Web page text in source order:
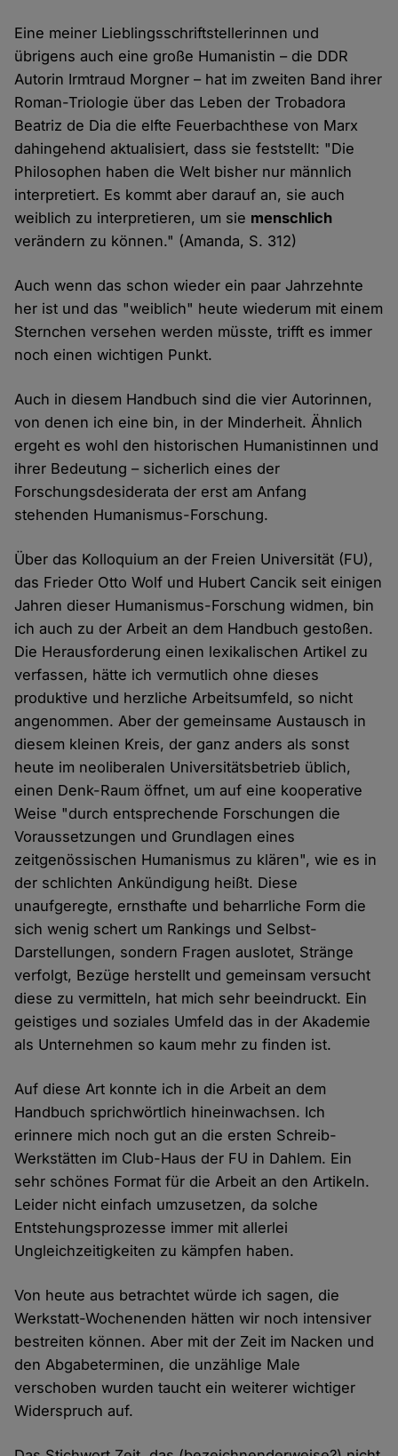
Eine meiner Lieblingsschriftstellerinnen und
übrigens auch eine große Humanistin – die DDR
Autorin Irmtraud Morgner – hat im zweiten Band ihrer
Roman-Triologie über das Leben der Trobadora
Beatriz de Dia die elfte Feuerbachthese von Marx
dahingehend aktualisiert, dass sie feststellt: "Die
Philosophen haben die Welt bisher nur männlich
interpretiert. Es kommt aber darauf an, sie auch
weiblich zu interpretieren, um sie menschlich
verändern zu können." (Amanda, S. 312)
Auch wenn das schon wieder ein paar Jahrzehnte
her ist und das "weiblich" heute wiederum mit einem
Sternchen versehen werden müsste, trifft es immer
noch einen wichtigen Punkt.
Auch in diesem Handbuch sind die vier Autorinnen,
von denen ich eine bin, in der Minderheit. Ähnlich
ergeht es wohl den historischen Humanistinnen und
ihrer Bedeutung – sicherlich eines der
Forschungsdesiderata der erst am Anfang
stehenden Humanismus-Forschung.
Über das Kolloquium an der Freien Universität (FU),
das Frieder Otto Wolf und Hubert Cancik seit einigen
Jahren dieser Humanismus-Forschung widmen, bin
ich auch zu der Arbeit an dem Handbuch gestoßen.
Die Herausforderung einen lexikalischen Artikel zu
verfassen, hätte ich vermutlich ohne dieses
produktive und herzliche Arbeitsumfeld, so nicht
angenommen. Aber der gemeinsame Austausch in
diesem kleinen Kreis, der ganz anders als sonst
heute im neoliberalen Universitätsbetrieb üblich,
einen Denk-Raum öffnet, um auf eine kooperative
Weise "durch entsprechende Forschungen die
Voraussetzungen und Grundlagen eines
zeitgenössischen Humanismus zu klären", wie es in
der schlichten Ankündigung heißt. Diese
unaufgeregte, ernsthafte und beharrliche Form die
sich wenig schert um Rankings und Selbst-
Darstellungen, sondern Fragen auslotet, Stränge
verfolgt, Bezüge herstellt und gemeinsam versucht
diese zu vermitteln, hat mich sehr beeindruckt. Ein
geistiges und soziales Umfeld das in der Akademie
als Unternehmen so kaum mehr zu finden ist.
Auf diese Art konnte ich in die Arbeit an dem
Handbuch sprichwörtlich hineinwachsen. Ich
erinnere mich noch gut an die ersten Schreib-
Werkstätten im Club-Haus der FU in Dahlem. Ein
sehr schönes Format für die Arbeit an den Artikeln.
Leider nicht einfach umzusetzen, da solche
Entstehungsprozesse immer mit allerlei
Ungleichzeitigkeiten zu kämpfen haben.
Von heute aus betrachtet würde ich sagen, die
Werkstatt-Wochenenden hätten wir noch intensiver
bestreiten können. Aber mit der Zeit im Nacken und
den Abgabeterminen, die unzählige Male
verschoben wurden taucht ein weiterer wichtiger
Widerspruch auf.